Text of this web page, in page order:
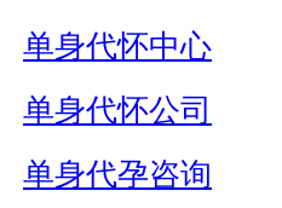
单身代怀中心
单身代怀公司
单身代孕咨询